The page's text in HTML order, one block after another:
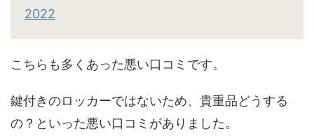
2022
こちらも多くあった悪い口コミです。
鍵付きのロッカーではないため、貴重品どうする
の？といった悪い口コミがありました。